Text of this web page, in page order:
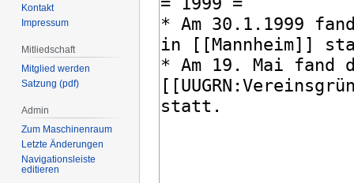
Kontakt
Impressum
Mitliedschaft
Mitglied werden
Satzung (pdf)
Admin
Zum Maschinenraum
Letzte Änderungen
Navigationsleiste
editieren